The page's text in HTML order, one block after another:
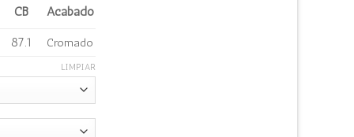
CB Acabado
87.1 Cromado
LIMPIAR